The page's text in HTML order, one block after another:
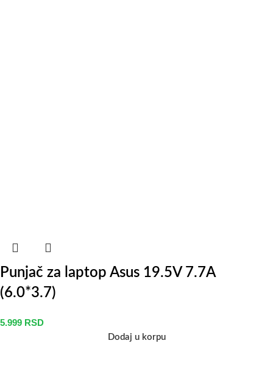
Punjač za laptop Asus 19.5V 7.7A
(6.0*3.7)
5.999 RSD
Dodaj u korpu